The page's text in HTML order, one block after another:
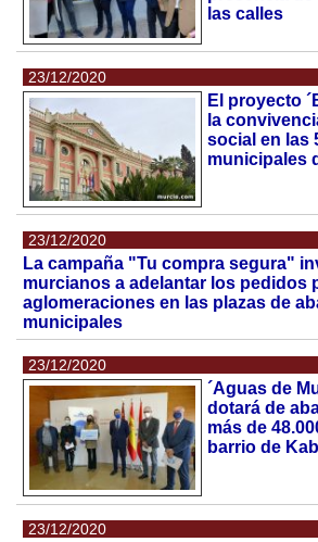
las calles
23/12/2020
El proyecto
la
social en las
municipales
23/12/2020
La campaña "Tu compra segura"
murcianos a adelantar los pedidos
aglomeraciones en las plazas de
municipales
23/12/2020
´Aguas de
dotará de
más de
barrio de
23/12/2020